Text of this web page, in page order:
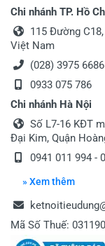
Chi nhánh TP. Hồ
115 Đường
Việt Nam
(028) 3975 6686
0933 075 786
Chi nhánh Hà Nội
Số L7-16 KĐT
Đại Kim, Quận
0941 011 994 -
» Xem thêm
Mã Số Thuế: